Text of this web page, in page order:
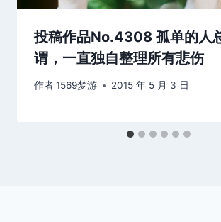
投稿作品No.4308 孤单的人
谓，一直独自整理所有悲伤
作者1569梦游 2015 年 5 月 3 日